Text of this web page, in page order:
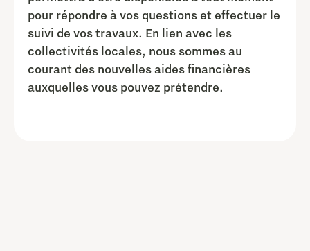
pour répondre à vos questions et effectuer le
suivi de vos travaux. En lien avec les
collectivités locales, nous sommes au
courant des nouvelles aides financières
auxquelles vous pouvez prétendre.